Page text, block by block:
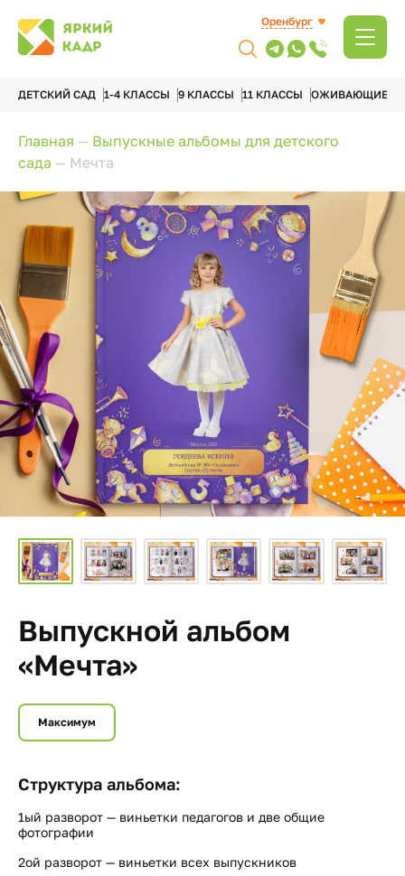
Оренбург
ДЕТСКИЙ САД 1-4 КЛАССЫ 9 КЛАССЫ 11 КЛАССЫ ОЖИВАЮЩИЕ
Главная — Выпускные альбомы для детского
сада — Мечта
Выпускной альбом
«Мечта»
Максимум
Структура альбома:
1ый разворот — виньетки педагогов и две общие
фотографии
2ой разворот — виньетки всех выпускников